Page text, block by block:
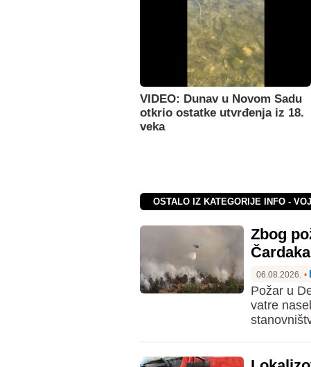
VIDEO: Dunav u Novom Sadu
otkrio ostatke utvrđenja iz 18.
veka
OSTALO IZ KATEGORIJE INFO -
Zbog
06.08.2026. •
Požar u
vatre